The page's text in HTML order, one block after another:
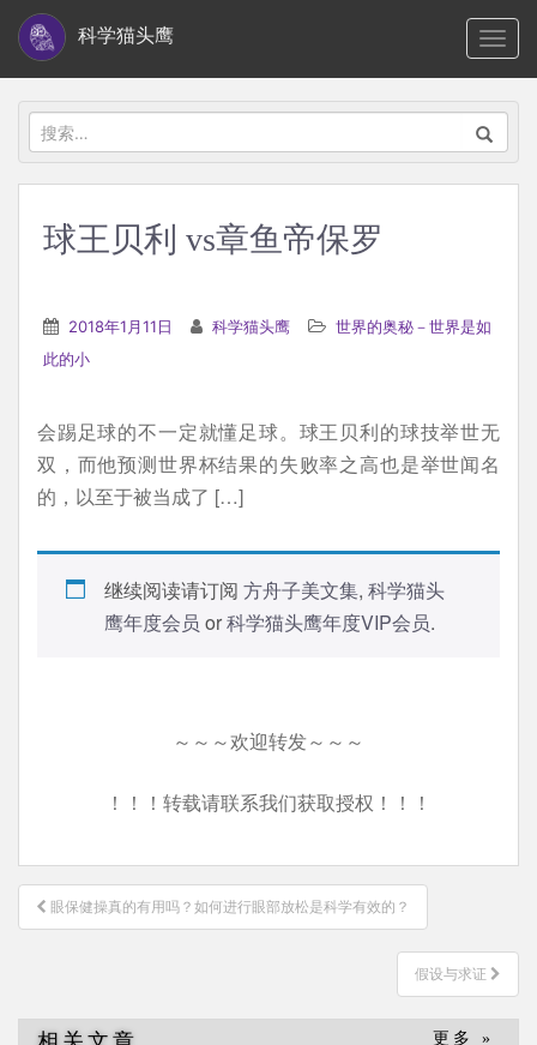
i
科学猫头鹰
搜
索：
球王贝利 vs章鱼帝保罗
2018年1月11日 科学猫头鹰
世界的奥秘－世界是如
此的小
会踢足球的不一定就懂足球。球王贝利的球技举世无
双，而他预测世界杯结果的失败率之高也是举世闻名
的，以至于被当成了 […]
继续阅读请订阅 方舟子美文集, 科学猫头
鹰年度会员 or科学猫头鹰年度VIP会员.
～～～欢迎转发～～～
！！！转载请联系我们获取授权！！！
文
章
眼保健操真的有用吗？如何进行眼部放松是科学有效的？
假设与求证
更多 »